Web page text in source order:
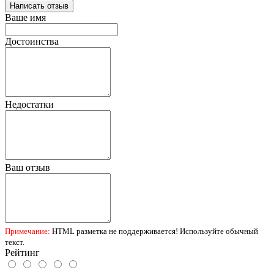
Написать отзыв
Ваше имя
Достоинства
Недостатки
Ваш отзыв
Примечание: HTML разметка не поддерживается! Используйте обычный
текст.
Рейтинг